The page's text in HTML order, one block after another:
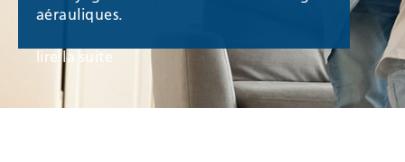
aérauliques.
lire la suite